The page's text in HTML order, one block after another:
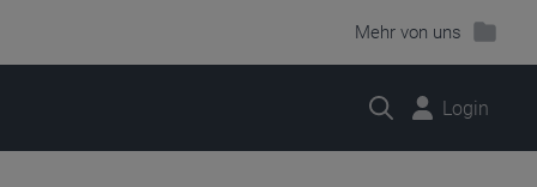
Mehr von uns
Suche Login